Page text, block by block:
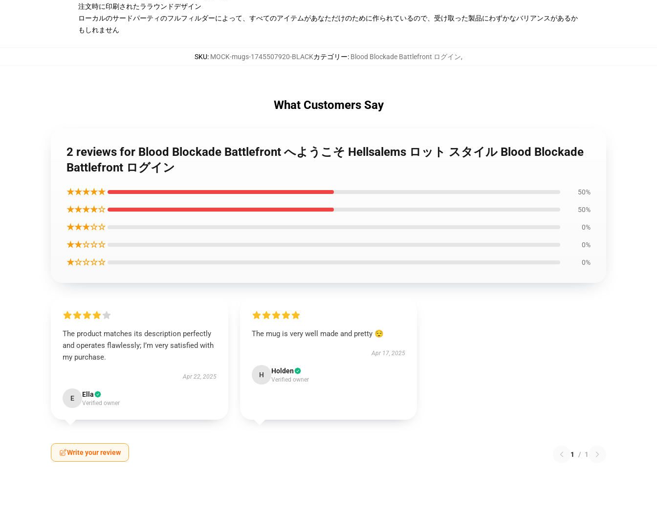
注文時に印刷されたララウンドデザイン
ローカルのサードパーティのフルフィルダーによって、すべてのアイテムがあなただけのために作られているので、受け取った製品にわずかなバリアンスがあるか
もしれません
SKU: MOCK-mugs-1745507920-BLACKカテゴリー: Blood Blockade Battlefront ログイン,
What Customers Say
2 reviews for Blood Blockade Battlefront へようこそ Hellsalems ロット スタイル Blood Blockade
Battlefront ログイン
★★★★★ 50%
★★★★☆ 50%
★★★☆☆ 0%
★★☆☆☆ 0%
★☆☆☆☆ 0%
The product matches its description perfectly
and operates flawlessly; I’m very satisfied with
my purchase.
Apr 22, 2025
E Ella
Verified owner
The mug is very well made and pretty 😌
Apr 17, 2025
H Holden
Verified owner
Write your review 1 / 1